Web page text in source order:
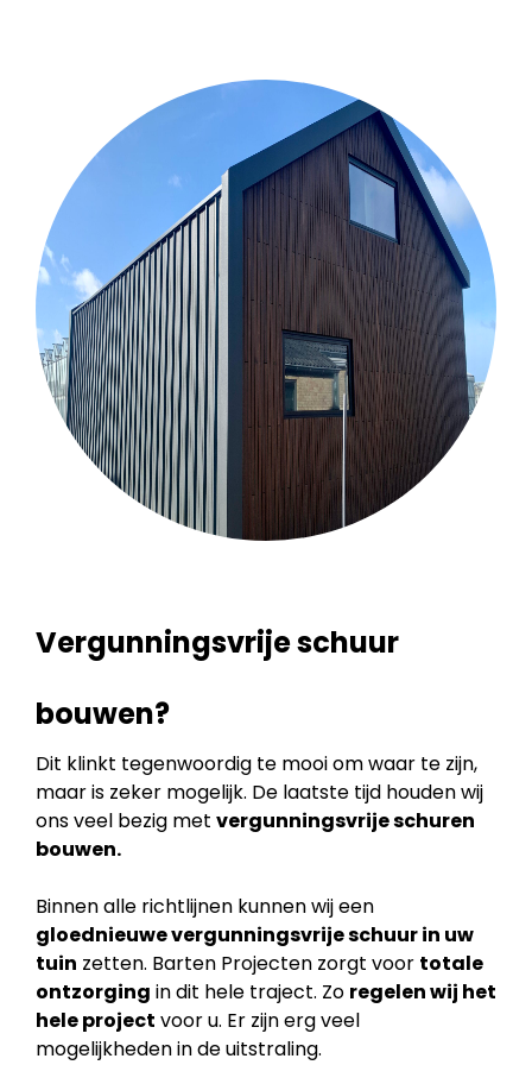
Vergunningsvrije schuur
bouwen?
Dit klinkt tegenwoordig te mooi om waar te zijn,
maar is zeker mogelijk. De laatste tijd houden wij
ons veel bezig met vergunningsvrije schuren
bouwen.
Binnen alle richtlijnen kunnen wij een
gloednieuwe vergunningsvrije schuur in uw
tuin zetten. Barten Projecten zorgt voor totale
ontzorging in dit hele traject. Zo regelen wij het
hele project voor u. Er zijn erg veel
mogelijkheden in de uitstraling.